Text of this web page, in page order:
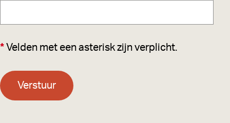
* Velden met een asterisk zijn verplicht.
Verstuur